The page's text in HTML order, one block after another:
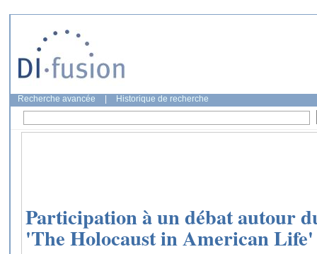
Recherche avancée Historique de recherche
Participation à un débat autour
'The Holocaust in American Life'